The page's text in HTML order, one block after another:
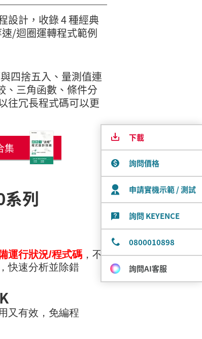
設計，收錄 4 種經典
/迴圈運轉程式範例
四捨五入、量測值連
、三角函數、條件分
往冗長程式碼可以更
集
列
運行狀況/程式碼 ，不
快速分析並除錯
又有效，免編程
下載
詢問價格
申請實機示範 / 測試
詢問 KEYENCE
0800010898
詢問AI客服